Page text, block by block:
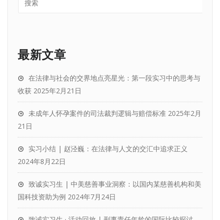
最新文章
在法律与社会的交界地点亮星光：第一段实习中的思考与
收获 2025年2月21日
未成年人怀孕案件的司法裁判逻辑与赔偿标准 2025年2月
21日
实习小结 | 赵泾巍：在法律与人文的交汇中追求正义
2024年8月22日
致诚实习生 | 中美慈善事业洞察：以国内某慈善机构和美
国科技资助为例 2024年7月24日